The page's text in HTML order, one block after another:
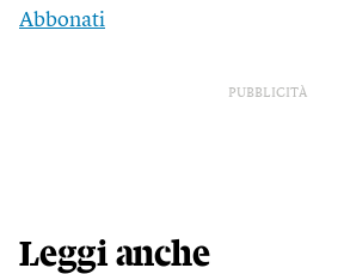
Abbonati
PUBBLICITÀ
Leggi anche